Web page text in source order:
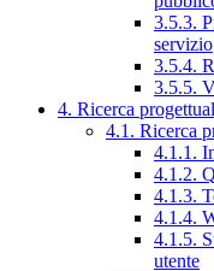
3.5.3.
servizio
3.5.4.
3.5.5.
4. Ricerca
4.1. Ricerca
4.1.1.
4.1.2.
4.1.3.
4.1.4.
4.1.5.
utente